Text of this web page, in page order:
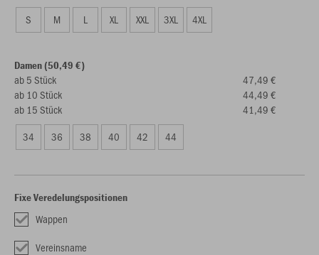
S
M L XL XXL 3XL 4XL
Damen (50,49 €)
ab 5 Stück
47,49 €
ab 10 Stück
44,49 €
ab 15 Stück
41,49 €
34
36 38 40 42 44
Fixe Veredelungspositionen
Wappen
Vereinsname